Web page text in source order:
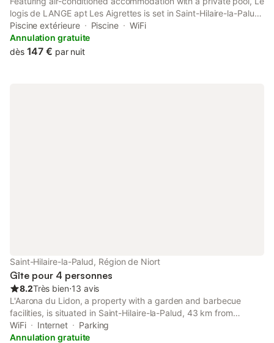
logis de LANGE apt Les Aigrettes is set in Saint-Hilaire-la-Palud.
This property offers access to a patio, table tennis, free private
parking and free WiFi.
Piscine extérieure Piscine
WiFi
Annulation gratuite
dès 147 € par nuit
Saint-Hilaire-la-Palud, Région de Niort
Gîte pour 4 personnes
8.2Très bien⋅13 avis
L'Aarona du Lidon, a property with a garden and barbecue
facilities, is situated in Saint-Hilaire-la-Palud, 43 km from
L'Espace Encan, 43 km from Parc des Expositions de la
Rochelle, as well as 27 km from Niort Train Station.
WiFi Internet
Parking
Annulation gratuite